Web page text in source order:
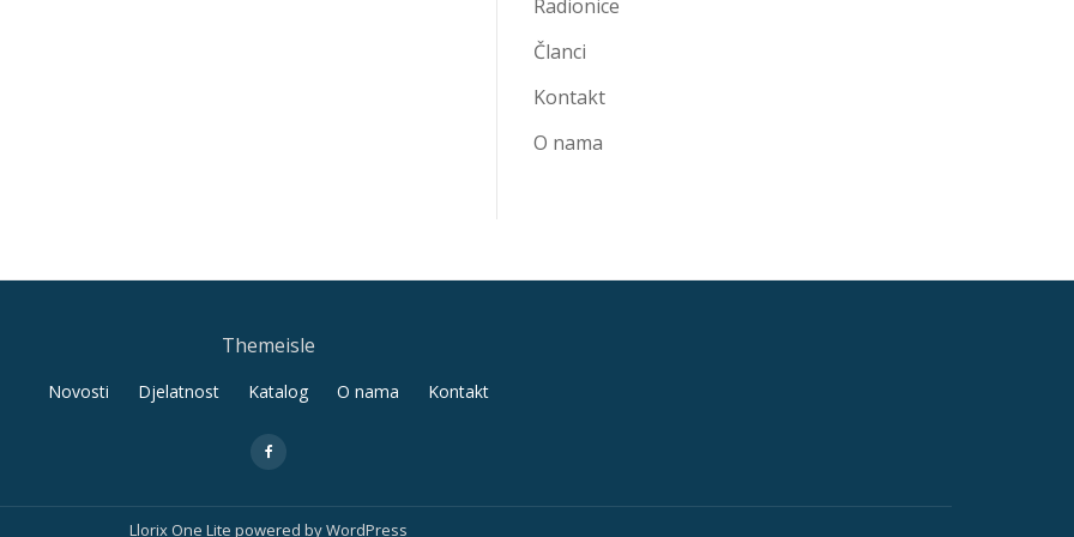
Radionice
Članci
Kontakt
O nama
Themeisle
Novosti Djelatnost Katalog O nama Kontakt
fa-
Llorix One Lite powered byWordPress